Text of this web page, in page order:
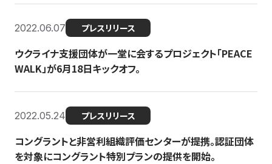
2022.06.07 プレスリリース
ウクライナ支援団体が一堂に会するプロジェクト「PEACE
WALK」が6月18日キックオフ。
2022.05.24 プレスリリース
コングラントと非営利組織評価センターが提携。認証団体
を対象にコングラント特別プランの提供を開始。